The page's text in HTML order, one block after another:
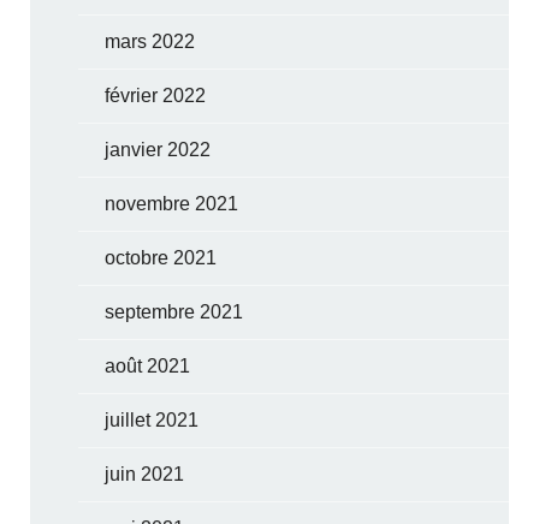
mars 2022
février 2022
janvier 2022
novembre 2021
octobre 2021
septembre 2021
août 2021
juillet 2021
juin 2021